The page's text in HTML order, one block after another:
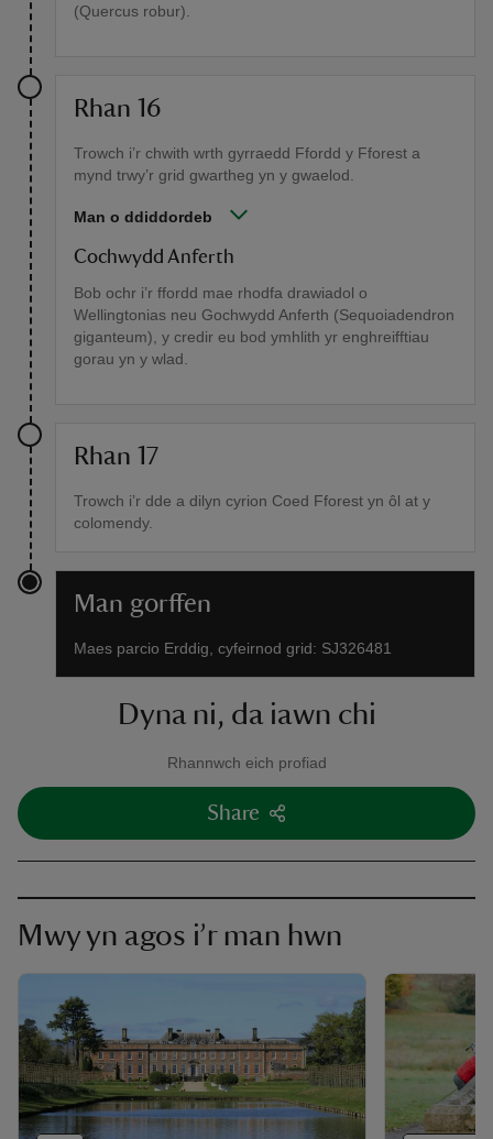
(Quercus robur).
Rhan 16
Trowch i’r chwith wrth gyrraedd Ffordd y Fforest a
mynd trwy’r grid gwartheg yn y gwaelod.
Man o ddiddordeb
Cochwydd Anferth
Bob ochr i’r ffordd mae rhodfa drawiadol o
Wellingtonias neu Gochwydd Anferth (Sequoiadendron
giganteum), y credir eu bod ymhlith yr enghreifftiau
gorau yn y wlad.
Rhan 17
Trowch i’r dde a dilyn cyrion Coed Fforest yn ôl at y
colomendy.
Man gorffen
Maes parcio Erddig, cyfeirnod grid: SJ326481
Dyna ni, da iawn chi
Rhannwch eich profiad
Share
Mwy yn agos i’r man hwn